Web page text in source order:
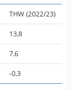
THW (2022/23)
13,8
7,6
-0,3